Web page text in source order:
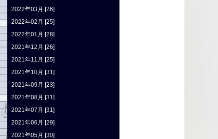
2022年03月 [26]
2022年02月 [25]
2022年01月 [28]
2021年12月 [26]
2021年11月 [25]
2021年10月 [31]
2021年09月 [23]
2021年08月 [31]
2021年07月 [31]
2021年06月 [29]
2021年05月 [30]